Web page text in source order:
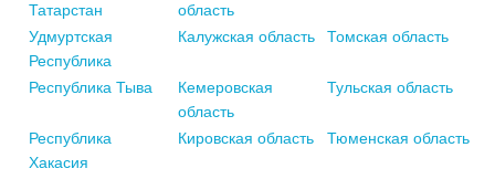
Татарстан
область
Удмуртская
Республика
Калужская область Томская область
Республика Тыва
Кемеровская
область
Тульская область
Республика
Хакасия
Кировская область Тюменская область